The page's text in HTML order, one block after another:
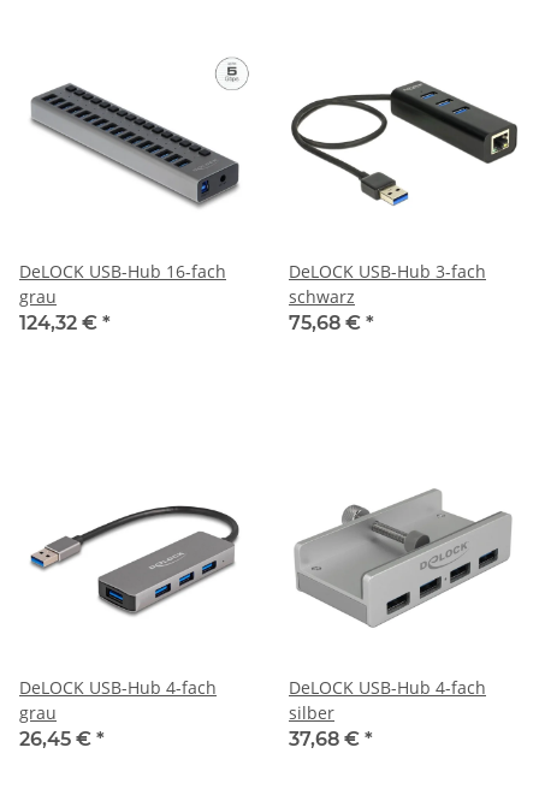
DeLOCK USB-Hub 16-fach
grau
124,32 € *
DeLOCK USB-Hub 3-fach
schwarz
75,68 € *
DeLOCK USB-Hub 4-fach
grau
26,45 € *
DeLOCK USB-Hub 4-fach
silber
37,68 € *